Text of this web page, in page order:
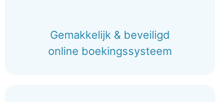
Gemakkelijk & beveiligd
online boekingssysteem